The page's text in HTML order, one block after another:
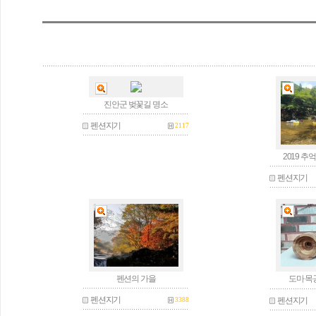
진안군 벚꽃길 명소
펜션지기 2117
2019 추
펜션지기
펜션의 가을
펜션지기 3388
도마 목
펜션지기